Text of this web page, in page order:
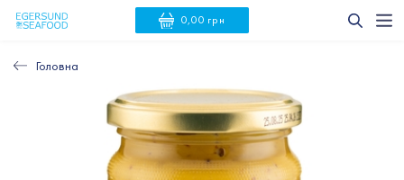
0,00 грн
Головна